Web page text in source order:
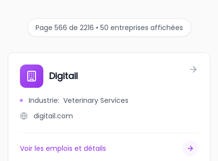
Page 566 de 2216 • 50 entreprises affichées
Digitail
Industrie: Veterinary Services
digitail.com
Voir les emplois et détails